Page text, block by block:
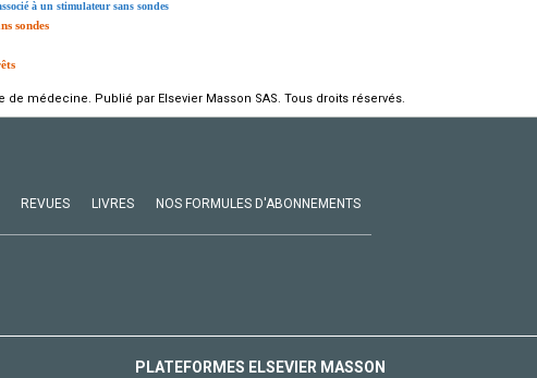
à un stimulateur sans sondes
sondes
médecine. Publié par Elsevier Masson SAS. Tous droits réservés.
REVUES LIVRES NOS FORMULES D'ABONNEMENTS
PLATEFORMES ELSEVIER MASSON